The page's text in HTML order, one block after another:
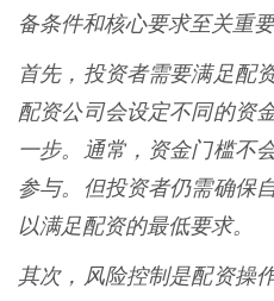
备条件和核心要求至关重要
首先，投资者需要满足配
配资公司会设定不同的资
一步。通常，资金门槛不
参与。但投资者仍需确保
以满足配资的最低要求。
其次，风险控制是配资操